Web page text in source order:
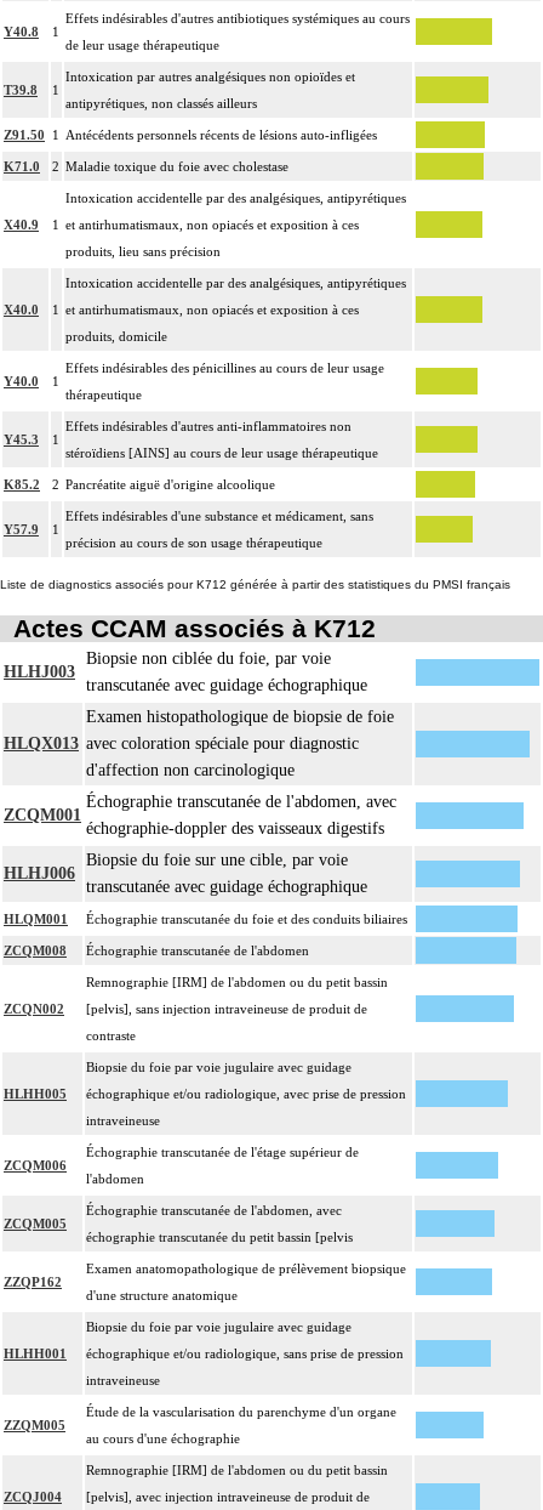
Y40.8 1
Effets indésirables d'autres antibiotiques systémiques au cours
de leur usage thérapeutique
T39.8 1
Intoxication par autres analgésiques non opioïdes et
antipyrétiques, non classés ailleurs
Z91.50 1 Antécédents personnels récents de lésions auto-infligées
K71.0 2 Maladie toxique du foie avec cholestase
X40.9 1
Intoxication accidentelle par des analgésiques, antipyrétiques
et antirhumatismaux, non opiacés et exposition à ces
produits, lieu sans précision
X40.0 1
Intoxication accidentelle par des analgésiques, antipyrétiques
et antirhumatismaux, non opiacés et exposition à ces
produits, domicile
Y40.0 1
Effets indésirables des pénicillines au cours de leur usage
thérapeutique
Y45.3 1
Effets indésirables d'autres anti-inflammatoires non
stéroïdiens [AINS] au cours de leur usage thérapeutique
K85.2 2 Pancréatite aiguë d'origine alcoolique
Y57.9 1
Effets indésirables d'une substance et médicament, sans
précision au cours de son usage thérapeutique
Liste de diagnostics associés pour K712 générée à partir des statistiques du PMSI français
Actes CCAM associés à K712
HLHJ003
Biopsie non ciblée du foie, par voie
transcutanée avec guidage échographique
HLQX013
Examen histopathologique de biopsie de foie
avec coloration spéciale pour diagnostic
d'affection non carcinologique
ZCQM001
Échographie transcutanée de l'abdomen, avec
échographie-doppler des vaisseaux digestifs
HLHJ006
Biopsie du foie sur une cible, par voie
transcutanée avec guidage échographique
HLQM001 Échographie transcutanée du foie et des conduits biliaires
ZCQM008 Échographie transcutanée de l'abdomen
ZCQN002
Remnographie [IRM] de l'abdomen ou du petit bassin
[pelvis], sans injection intraveineuse de produit de
contraste
HLHH005
Biopsie du foie par voie jugulaire avec guidage
échographique et/ou radiologique, avec prise de pression
intraveineuse
ZCQM006
Échographie transcutanée de l'étage supérieur de
l'abdomen
ZCQM005
Échographie transcutanée de l'abdomen, avec
échographie transcutanée du petit bassin [pelvis
ZZQP162
Examen anatomopathologique de prélèvement biopsique
d'une structure anatomique
HLHH001
Biopsie du foie par voie jugulaire avec guidage
échographique et/ou radiologique, sans prise de pression
intraveineuse
ZZQM005
Étude de la vascularisation du parenchyme d'un organe
au cours d'une échographie
ZCQJ004
Remnographie [IRM] de l'abdomen ou du petit bassin
[pelvis], avec injection intraveineuse de produit de